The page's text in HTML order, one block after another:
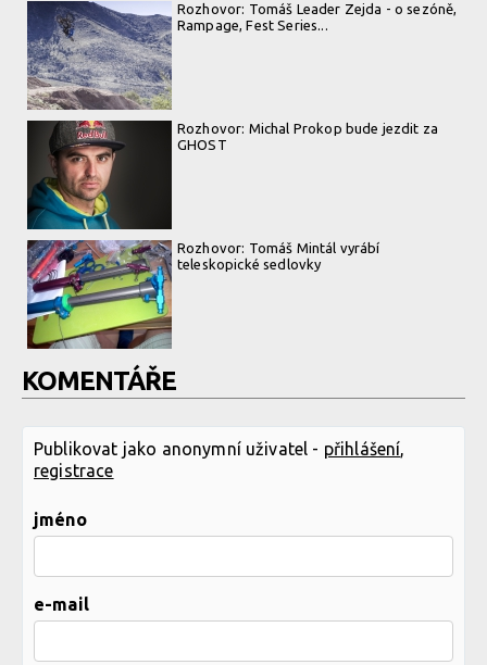
Rozhovor: Tomáš Leader Zejda - o sezóně,
Rampage, Fest Series...
Rozhovor: Michal Prokop bude jezdit za
GHOST
Rozhovor: Tomáš Mintál vyrábí
teleskopické sedlovky
KOMENTÁŘE
Publikovat jako anonymní uživatel - přihlášení,
registrace
jméno
e-mail